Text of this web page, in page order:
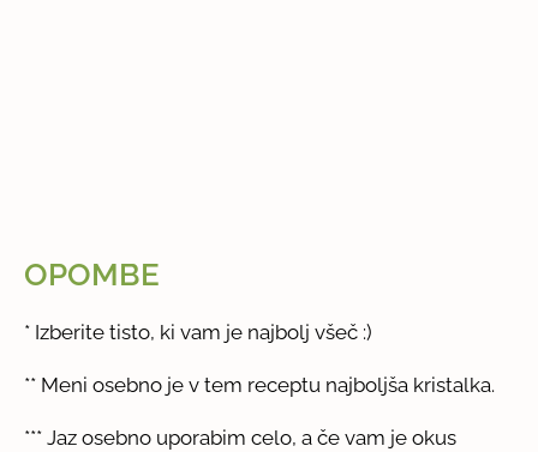
OPOMBE
* Izberite tisto, ki vam je najbolj všeč :)
** Meni osebno je v tem receptu najboljša kristalka.
*** Jaz osebno uporabim celo, a če vam je okus